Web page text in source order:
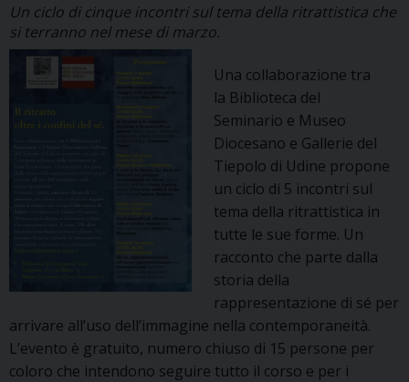
Un ciclo di cinque incontri sul tema della ritrattistica che
si terranno nel mese di marzo.
Una collaborazione tra
la Biblioteca del
Seminario e Museo
Diocesano e Gallerie del
Tiepolo di Udine propone
un ciclo di 5 incontri sul
tema della ritrattistica in
tutte le sue forme. Un
racconto che parte dalla
storia della
rappresentazione di sé per
arrivare all’uso dell’immagine nella contemporaneità.
L’evento è gratuito, numero chiuso di 15 persone per
coloro che intendono seguire tutto il corso e per i